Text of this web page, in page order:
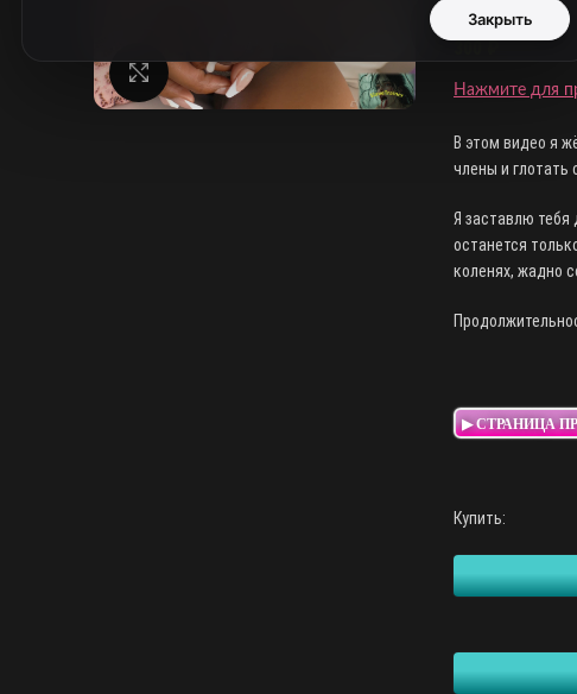
Нажмите, чтобы увеличить
300₽
Нажмите для
В этом видео я
члены и глотать
Я заставлю тебя
останется
коленях, жадно
▶ СТРАНИЦА
Купить:
Закрыть